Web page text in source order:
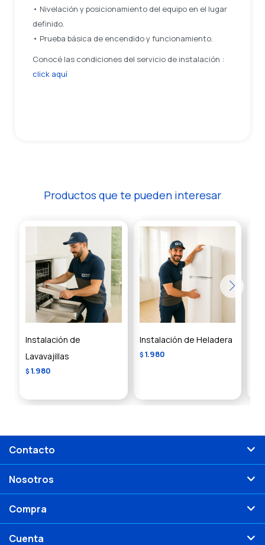
• Nivelación y posicionamiento del equipo en el lugar
definido.
• Prueba básica de encendido y funcionamiento.
Conocé las condiciones del servicio de instalación :
click aquí
Productos que te pueden interesar
Instalación de
Lavavajillas
$ 1.980
Instalación de Heladera
$ 1.980
Contacto
Nosotros
Compra
Cuenta